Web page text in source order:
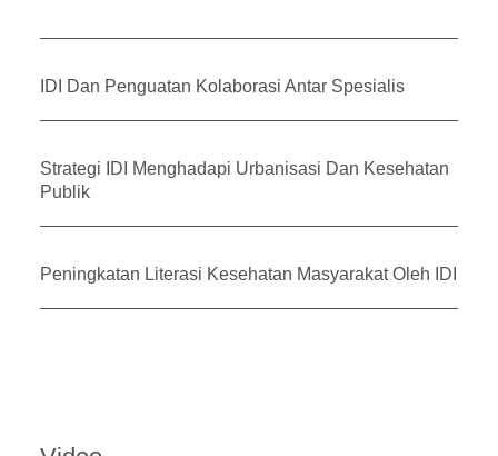
IDI Dan Penguatan Kolaborasi Antar Spesialis
Strategi IDI Menghadapi Urbanisasi Dan Kesehatan
Publik
Peningkatan Literasi Kesehatan Masyarakat Oleh IDI